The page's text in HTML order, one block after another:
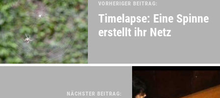
VORHERIGER BEITRAG:
Timelapse: Eine Spinne
erstellt ihr Netz
NÄCHSTER BEITRAG: